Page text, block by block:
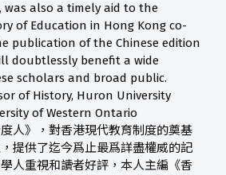
was also a timely aid to the
of Education in Hong Kong co-
publication of the Chinese edition
doubtlessly benefit a wide
scholars and broad public.
of History, Huron University
of Western Ontario
人》，對香港現代教育制度的奠基
提供了迄今爲止最爲詳盡權威的記
人重視和讀者好評，本人主編《香